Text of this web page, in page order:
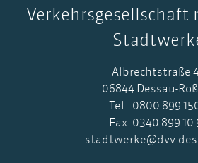
Verkehrsgesellschaft
Albrechtstraße
06844 Dessau-
Tel.: 0800 899
Fax: 0340 899 10
stadtwerke@dvv-